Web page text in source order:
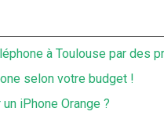
à Toulouse par des
selon votre budget !
iPhone Orange ?